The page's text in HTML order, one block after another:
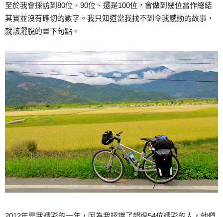
至於我會採訪到80位、90位、還是100位，會做到幾位當作總結
其實並沒有確切的數字。我只知道當我找不到令我感動的故事，
就該灑脫的畫下句點。